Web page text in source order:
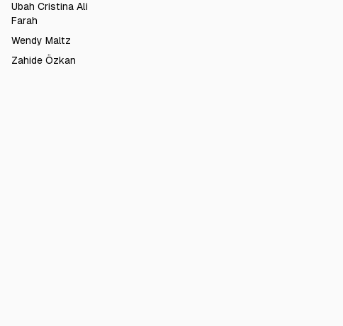
Ubah Cristina Ali
Farah
Wendy Maltz
Zahide Özkan